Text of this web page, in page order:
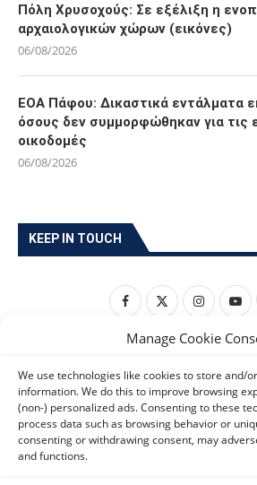
Manage Cookie
We use technologies like cookies to store and/
information. We do this to improve browsing
(non-) personalized ads. Consenting to these
process data such as browsing behavior or
consenting or withdrawing consent, may
and functions.
Πόλη Χρυσοχούς: Σε εξέλιξη η
αρχαιολογικών χώρων (εικόνες)
06/08/2026
ΕΟΑ Πάφου: Δικαστικά εντάλματα
όσους δεν συμμορφώθηκαν για τις
οικοδομές
06/08/2026
KEEP IN TOUCH